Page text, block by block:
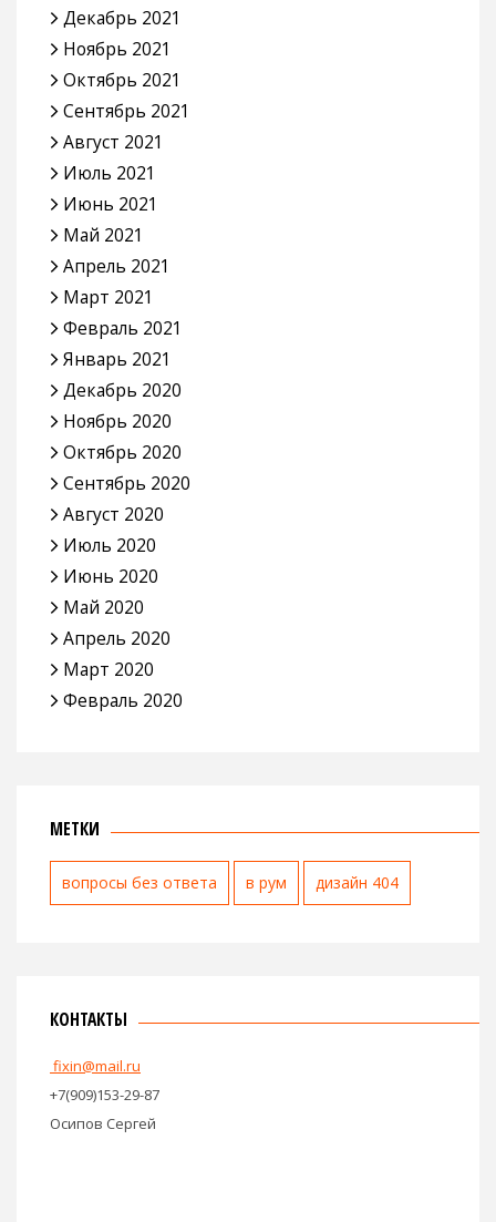
Декабрь 2021
Ноябрь 2021
Октябрь 2021
Сентябрь 2021
Август 2021
Июль 2021
Июнь 2021
Май 2021
Апрель 2021
Март 2021
Февраль 2021
Январь 2021
Декабрь 2020
Ноябрь 2020
Октябрь 2020
Сентябрь 2020
Август 2020
Июль 2020
Июнь 2020
Май 2020
Апрель 2020
Март 2020
Февраль 2020
МЕТКИ
вопросы без ответа в рум дизайн 404
КОНТАКТЫ
fixin@mail.ru
+7(909)153-29-87
Осипов Сергей